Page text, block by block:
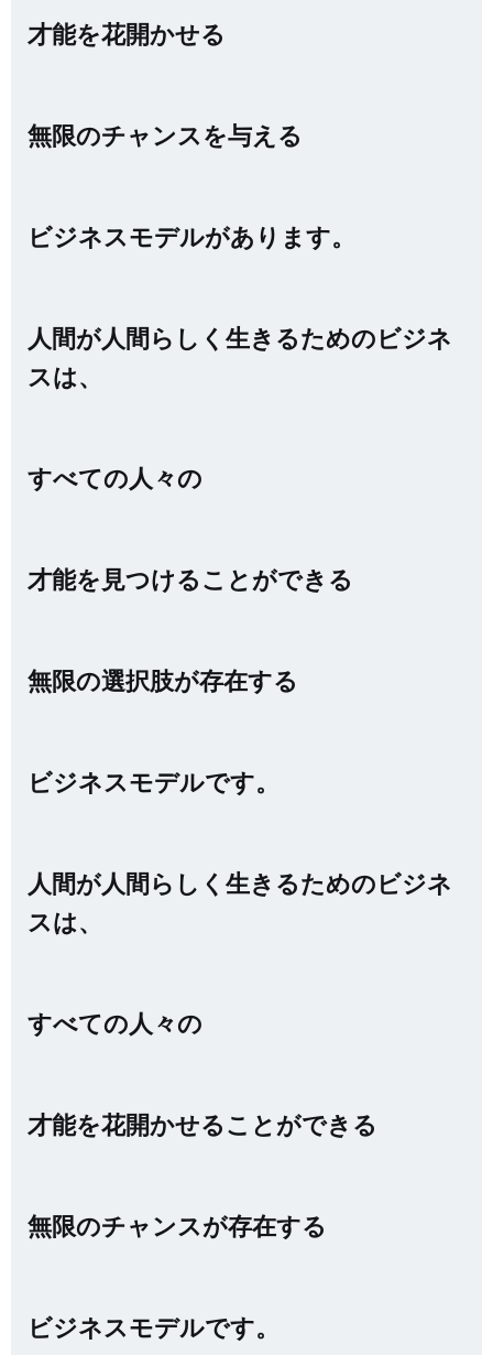
才能を花開かせる
無限のチャンスを与える
ビジネスモデルがあります。
人間が人間らしく生きるためのビジネ
スは、
すべての人々の
才能を見つけることができる
無限の選択肢が存在する
ビジネスモデルです。
人間が人間らしく生きるためのビジネ
スは、
すべての人々の
才能を花開かせることができる
無限のチャンスが存在する
ビジネスモデルです。